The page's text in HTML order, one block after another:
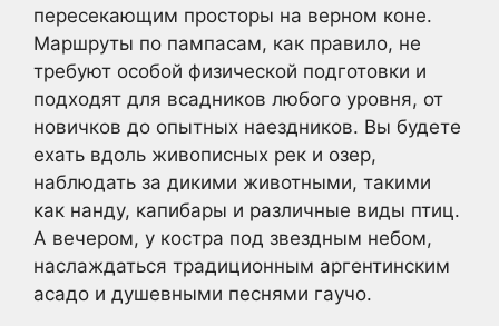
пересекающим просторы на верном коне.
Маршруты по пампасам, как правило, не
требуют особой физической подготовки и
подходят для всадников любого уровня, от
новичков до опытных наездников. Вы будете
ехать вдоль живописных рек и озер,
наблюдать за дикими животными, такими
как нанду, капибары и различные виды птиц.
А вечером, у костра под звездным небом,
наслаждаться традиционным аргентинским
асадо и душевными песнями гаучо.